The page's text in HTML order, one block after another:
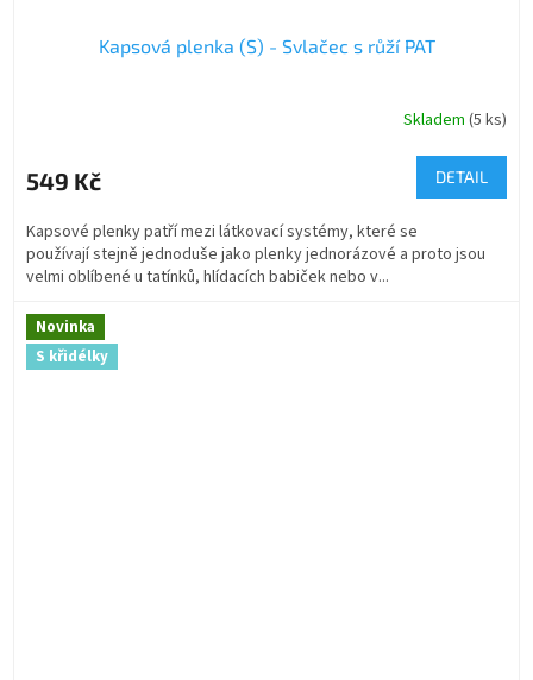
Kapsová plenka (S) - Svlačec s růží PAT
Skladem (5 ks)
549 Kč DETAIL
Kapsové plenky patří mezi látkovací systémy, které se
používají stejně jednoduše jako plenky jednorázové a proto jsou
velmi oblíbené u tatínků, hlídacích babiček nebo v...
Novinka
S křidélky